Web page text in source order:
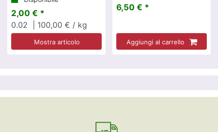
2,00 € *
0.02
| 100,00 € / kg
Mostra articolo
6,50 € *
Aggiungi al carrello